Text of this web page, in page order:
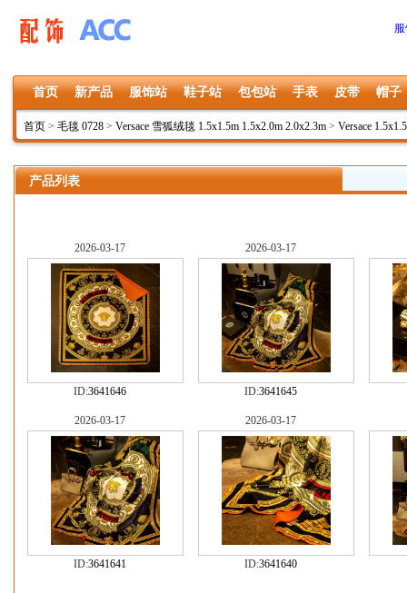
首页 新产品 服饰站 鞋子站 包包站 手表 皮带 帽子
首页 > 毛毯 0728 > Versace 雪狐绒毯 1.5x1.5m 1.5x2.0m 2.0x2.3m > Versace
产品列表
2026-03-17
ID:3641646
2026-03-17
ID:3641645
2026-03-17
ID:3641641
2026-03-17
ID:3641640